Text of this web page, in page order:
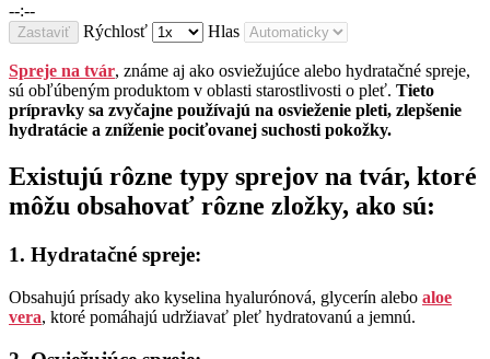
--:--
Zastaviť Rýchlosť Hlas
Spreje na tvár, známe aj ako osviežujúce alebo hydratačné spreje,
sú obľúbeným produktom v oblasti starostlivosti o pleť. Tieto
prípravky sa zvyčajne používajú na osvieženie pleti, zlepšenie
hydratácie a zníženie pociťovanej suchosti pokožky.
Existujú rôzne typy sprejov na tvár, ktoré
môžu obsahovať rôzne zložky, ako sú:
1. Hydratačné spreje:
Obsahujú prísady ako kyselina hyalurónová, glycerín alebo aloe
vera, ktoré pomáhajú udržiavať pleť hydratovanú a jemnú.